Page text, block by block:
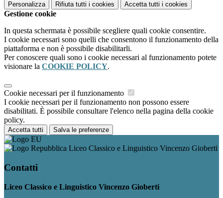
Personalizza Rifiuta tutti i cookies Accetta tutti i cookies
Gestione cookie
In questa schermata è possibile scegliere quali cookie consentire.
I cookie necessari sono quelli che consentono il funzionamento della
piattaforma e non è possibile disabilitarli.
Per conoscere quali sono i cookie necessari al funzionamento potete
visionare la COOKIE POLICY.
Cookie necessari per il funzionamento
I cookie necessari per il funzionamento non possono essere
disabilitati. È possibile consultare l'elenco nella pagina della cookie
policy.
Accetta tutti Salva le preferenze
Liceo Classico e Linguistico Vincenzo Gioberti
Contatti
Liceo Classico e Linguistico Vincenzo Gioberti